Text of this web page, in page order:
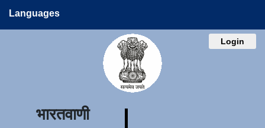
Languages
Login
भारतवाणी